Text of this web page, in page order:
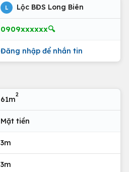
L Lộc BĐS Long Biên
0909xxxxxx🔍
Đăng nhập để nhắn tin
61m
2
Mặt tiền
3m
3m